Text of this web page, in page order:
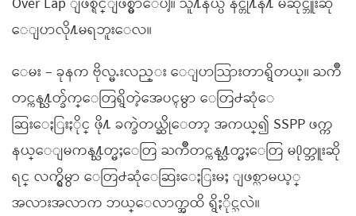
ေျပာလို႔မရဘူးေလ။
ေမး – ခုနက ဗိုလ္မႉးလည္း ေျပာသြားတာရွိတယ္။ ႀကိဳ
တင္ကန႔္သတ္ခ်က္ေတြရွိတဲ့အေပၚမွာ ေတြ႕ဆုံေ
ဆြးေႏြးႏိုင္ ဖို႔ ခက္ခဲတယ္ဆိုေတာ့ အကယ္၍ SSPP ဖက္က
နယ္ေျမကန႔္သတ္မႈေတြ ႀကိဳတင္ကန႔္သတ္မႈေတြ မ႐ုတ္ဘူးဆို
ရင္ လက္ရွိမွာ ေတြ႕ဆုံေဆြးေႏြးမႈ ျဖစ္လာမယ့္
အလားအလာက ဘယ္ေလာက္အထိ ရွိႏိုင္သလဲ။